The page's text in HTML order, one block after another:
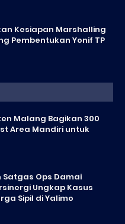
Kesiapan Marshalling
Pembentukan Yonif TP
Malang Bagikan 300
Area Mandiri untuk
Satgas Ops Damai
Ungkap Kasus
Sipil di Yalimo